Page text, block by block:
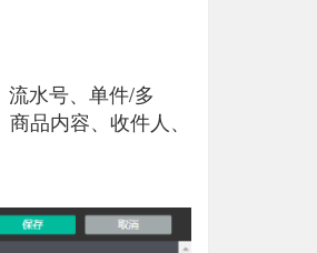
水号、单件/多
品内容、收件人、